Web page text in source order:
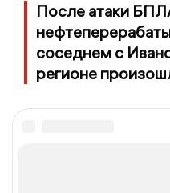
После атаки
соседнем с
регионе